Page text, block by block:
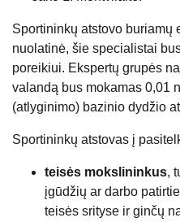
Sportininkų atstovo buriamų
nuolatinė, šie specialistai
poreikiui. Ekspertų grupės
valandą bus mokamas 0,01
(atlyginimo) bazinio dydžio
Sportininkų atstovas į
teisės mokslininkus,
įgūdžių ar darbo
teisės srityse ir ginčų